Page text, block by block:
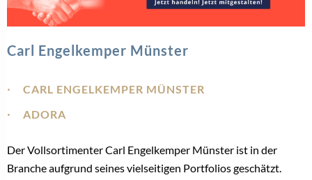
Carl Engelkemper Münster
CARL ENGELKEMPER MÜNSTER
ADORA
Der Vollsortimenter Carl Engelkemper Münster ist in der
Branche aufgrund seines vielseitigen Portfolios geschätzt.